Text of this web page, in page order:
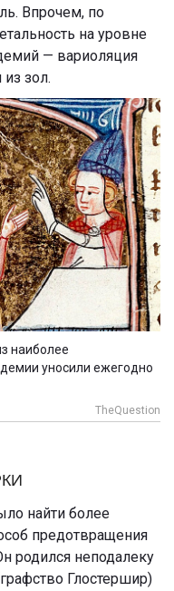
Впрочем, по
на уровне
— вариоляция
зол.
наиболее
уносили ежегодно
TheQuestion
найти более
предотвращения
родился неподалеку
Глостершир)